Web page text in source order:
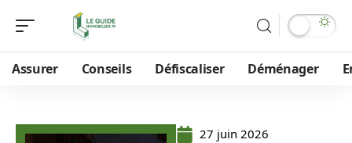
Assurer Conseils Défiscaliser Déménager
27 juin 2026